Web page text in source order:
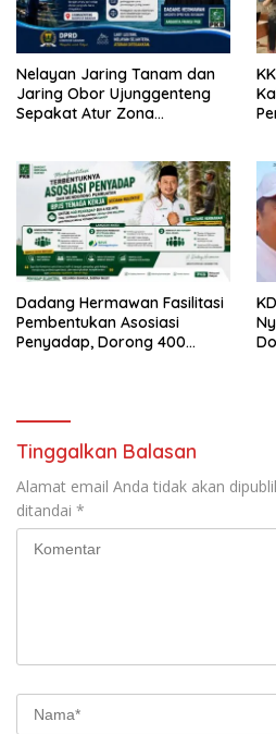
Nelayan Jaring Tanam dan
Jaring Obor Ujunggenteng
Sepakat Atur Zona
Dadang Hermawan Fasilitasi
Pembentukan Asosiasi
Penyadap, Dorong 400
Tinggalkan Balasan
Alamat email Anda tidak akan
ditandai *